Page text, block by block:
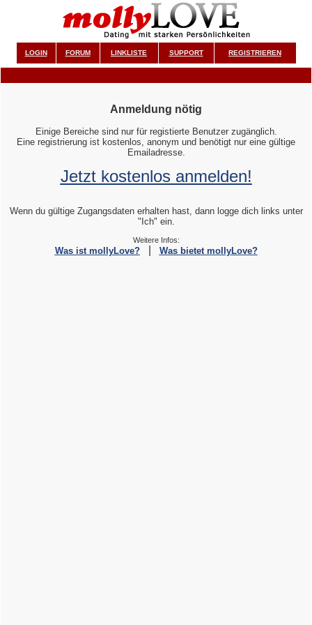
LOGIN FORUM LINKLISTE SUPPORT REGISTRIEREN
Anmeldung nötig
Einige Bereiche sind nur für registierte Benutzer zugänglich.
Eine registrierung ist kostenlos, anonym und benötigt nur eine gültige
Emailadresse.
Jetzt kostenlos anmelden!
Wenn du gültige Zugangsdaten erhalten hast, dann logge dich links unter
"Ich" ein.
Weitere Infos:
Was ist mollyLove?| Was bietet mollyLove?